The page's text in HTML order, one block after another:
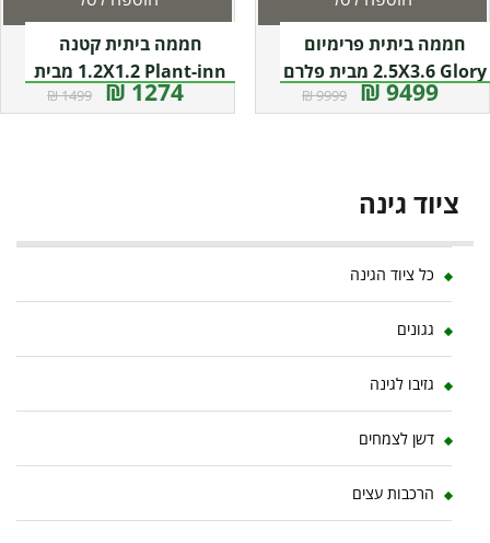
חממה ביתית פרימיום
2.5X3.6 Glory מבית פלרם
– Canopia
9499 ₪
9999 ₪
חממה ביתית קטנה
1.2X1.2 Plant-inn מבית
פלרם – קנופיה
1274 ₪
1499 ₪
ציוד גינה
כל ציוד הגינה
גגונים
גזיבו לגינה
דשן לצמחים
הרכבות עצים